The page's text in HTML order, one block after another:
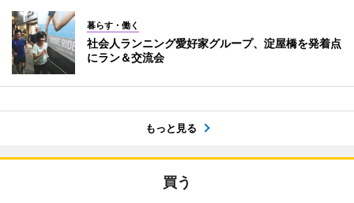
暮らす・働く
社会人ランニング愛好家グループ、淀屋橋を発着点
にラン＆交流会
もっと見る
買う